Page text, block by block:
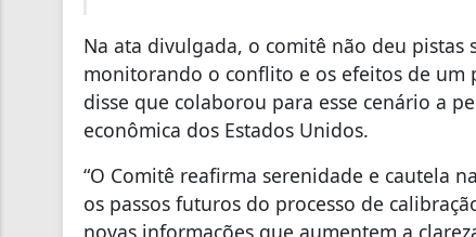
Na ata divulgada, o comitê não deu
monitorando o conflito e os efeitos de um
disse que colaborou para esse cenário a
econômica dos Estados Unidos.
“O Comitê reafirma serenidade e cautela
os passos futuros do processo de
novas informações que aumentem a